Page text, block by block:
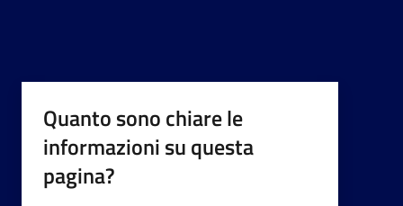
Quanto sono chiare le
informazioni su questa
pagina?